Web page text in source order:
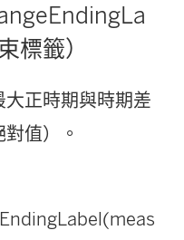
標籤）
正時期與時期差
值）。